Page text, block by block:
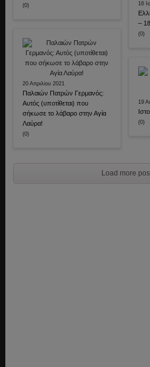
(0)
20 Απριλίου 2021
Παλαιών Πατρών Γερμανός:
Αυτός (υποτίθεται) που
σήκωσε το λάβαρο στην Αγία
Λαύρα!
(0)
16
–
(0)
19
(0)
Load more